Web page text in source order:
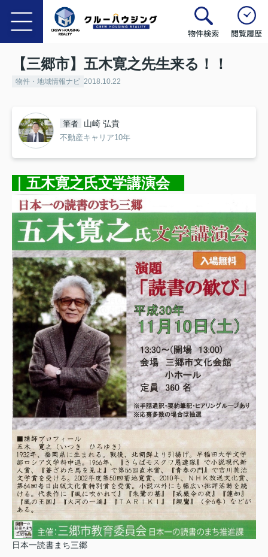
物件検索 閲覧履歴
【三郷市】五木寛之先生来る！！
物件・地域情報ナビ 2018.10.22
筆者 山崎 弘貴
不動産キャリア10年
｜五木寛之氏文学講演会
日本一読書まち三郷